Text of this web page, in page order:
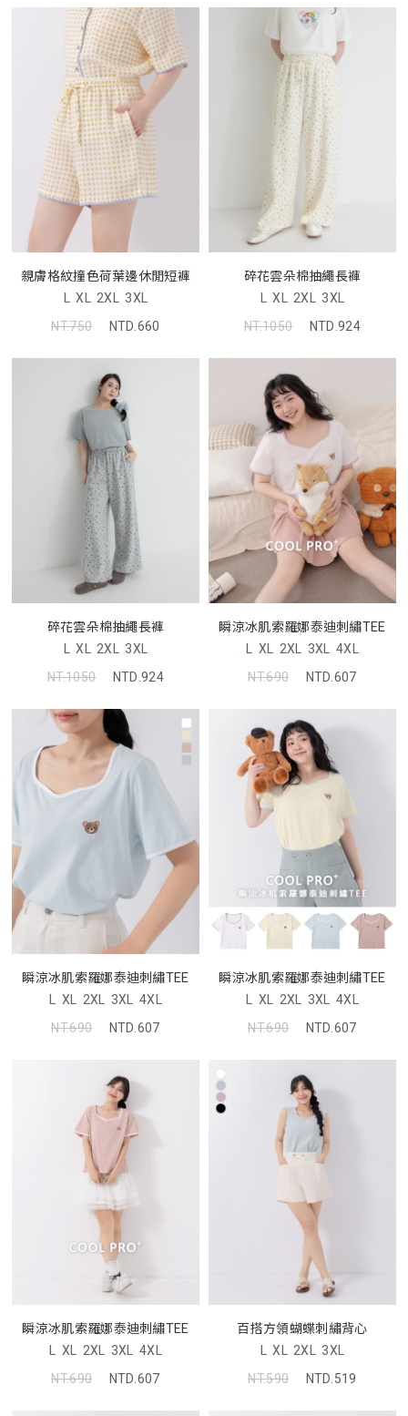
親膚格紋撞色荷葉邊休閒短褲
L XL 2XL 3XL
NT.750
NTD.660
碎花雲朵棉抽繩長褲
L XL 2XL 3XL
NT.1050
NTD.924
碎花雲朵棉抽繩長褲
L XL 2XL 3XL
NT.1050
NTD.924
瞬涼冰肌索羅娜泰迪刺繡TEE
L XL 2XL 3XL 4XL
NT.690
NTD.607
瞬涼冰肌索羅娜泰迪刺繡TEE
L XL 2XL 3XL 4XL
NT.690
NTD.607
瞬涼冰肌索羅娜泰迪刺繡TEE
L XL 2XL 3XL 4XL
NT.690
NTD.607
瞬涼冰肌索羅娜泰迪刺繡TEE
L XL 2XL 3XL 4XL
NT.690
NTD.607
百搭方領蝴蝶刺繡背心
L XL 2XL 3XL
NT.590
NTD.519